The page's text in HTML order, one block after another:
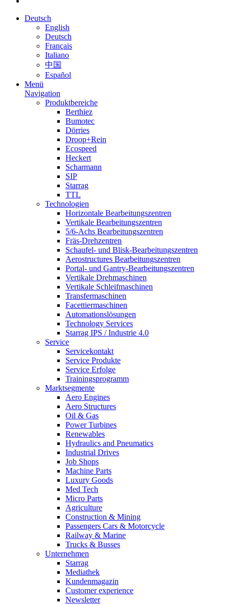
Deutsch
English
Deutsch
Français
Italiano
中国
Español
Menü
Navigation
Produktbereiche
Berthiez
Bumotec
Dörries
Droop+Rein
Ecospeed
Heckert
Scharmann
SIP
Starrag
TTL
Technologien
Horizontale Bearbeitungszentren
Vertikale Bearbeitungszentren
5/6-Achs Bearbeitungszentren
Fräs-Drehzentren
Schaufel- und Blisk-Bearbeitungszentren
Aerostructures Bearbeitungszentren
Portal- und Gantry-Bearbeitungszentren
Vertikale Drehmaschinen
Vertikale Schleifmaschinen
Transfermaschinen
Facettiermaschinen
Automationslösungen
Technology Services
Starrag IPS / Industrie 4.0
Service
Servicekontakt
Service Produkte
Service Erfolge
Trainingsprogramm
Marktsegmente
Aero Engines
Aero Structures
Oil & Gas
Power Turbines
Renewables
Hydraulics and Pneumatics
Industrial Drives
Job Shops
Machine Parts
Luxury Goods
Med Tech
Micro Parts
Agriculture
Construction & Mining
Passengers Cars & Motorcycle
Railway & Marine
Trucks & Busses
Unternehmen
Starrag
Mediathek
Kundenmagazin
Customer experience
Newsletter